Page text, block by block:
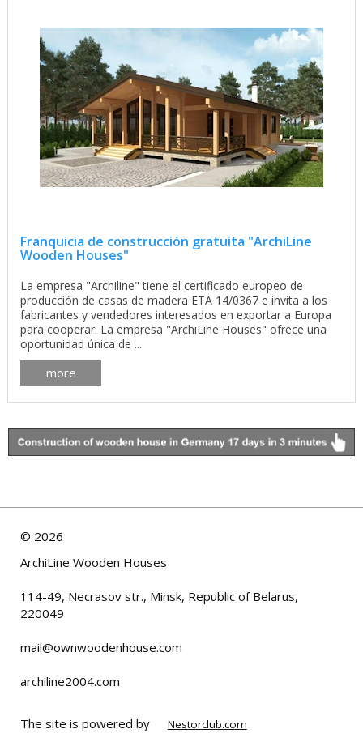
Franquicia de construcción gratuita "ArchiLine
Wooden Houses"
La empresa "Archiline" tiene el certificado europeo de
producción de casas de madera ETA 14/0367 e invita a los
fabricantes y vendedores interesados ​​en exportar a Europa
para cooperar. La empresa "ArchiLine Houses" ofrece una
oportunidad única de ...
more
© 2026
ArchiLine Wooden Houses
114-49, Necrasov str., Minsk, Republic of Belarus,
220049
mail@ownwoodenhouse.com
archiline2004.com
The site is powered by Nestorclub.com